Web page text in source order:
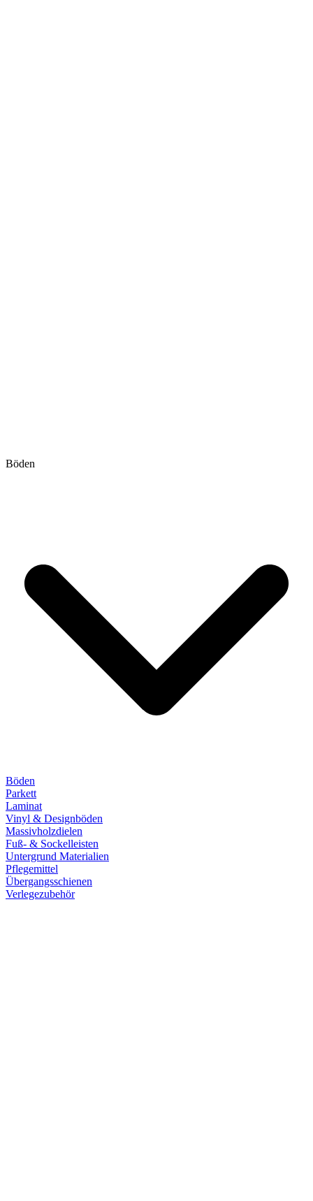
Böden
Böden
Parkett
Laminat
Vinyl & Designböden
Massivholzdielen
Fuß- & Sockelleisten
Untergrund Materialien
Pflegemittel
Übergangsschienen
Verlegezubehör